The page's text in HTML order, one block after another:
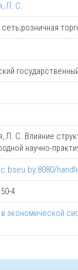
Л. С.
сеть;розничная
Л. С. Влияние
научно-
4
в экономической